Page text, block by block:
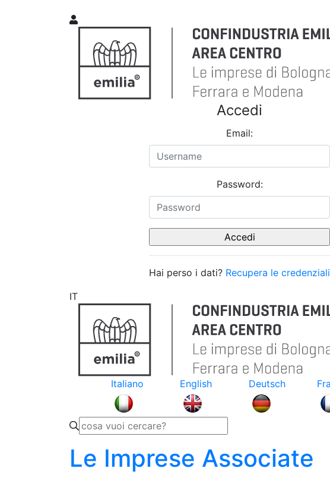
Accedi
Email:
Password:
Hai perso i dati? Recupera le credenziali
IT
Italiano
English Deutsch
Le Imprese Associate